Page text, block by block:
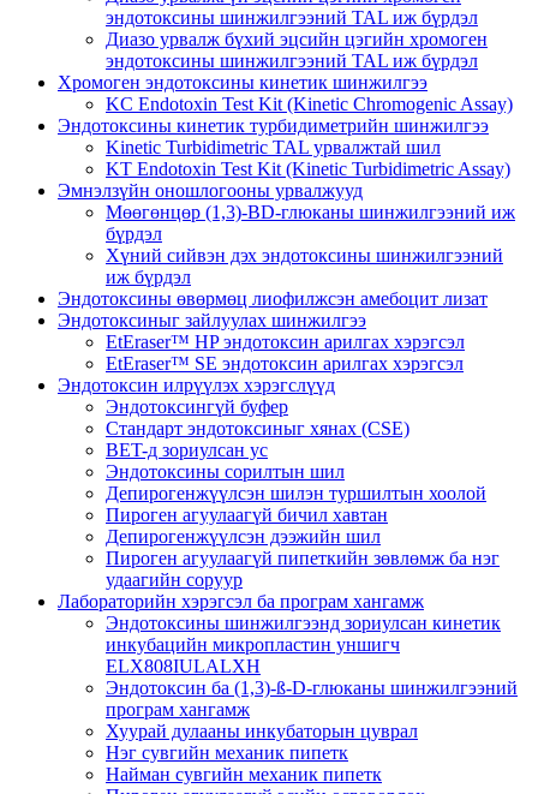
эндотоксины шинжилгээний TAL иж бүрдэл
Диазо урвалж бүхий эцсийн цэгийн хромоген
эндотоксины шинжилгээний TAL иж бүрдэл
Хромоген эндотоксины кинетик шинжилгээ
KC Endotoxin Test Kit (Kinetic Chromogenic Assay)
Эндотоксины кинетик турбидиметрийн шинжилгээ
Kinetic Turbidimetric TAL урвалжтай шил
KT Endotoxin Test Kit (Kinetic Turbidimetric Assay)
Эмнэлзүйн оношлогооны урвалжууд
Мөөгөнцөр (1,3)-BD-глюканы шинжилгээний иж
бүрдэл
Хүний сийвэн дэх эндотоксины шинжилгээний
иж бүрдэл
Эндотоксины өвөрмөц лиофилжсэн амебоцит лизат
Эндотоксиныг зайлуулах шинжилгээ
EtEraser™ HP эндотоксин арилгах хэрэгсэл
EtEraser™ SE эндотоксин арилгах хэрэгсэл
Эндотоксин илрүүлэх хэрэгслүүд
Эндотоксингүй буфер
Стандарт эндотоксиныг хянах (CSE)
BET-д зориулсан ус
Эндотоксины сорилтын шил
Депирогенжүүлсэн шилэн туршилтын хоолой
Пироген агуулаагүй бичил хавтан
Депирогенжүүлсэн дээжийн шил
Пироген агуулаагүй пипеткийн зөвлөмж ба нэг
удаагийн соруур
Лабораторийн хэрэгсэл ба програм хангамж
Эндотоксины шинжилгээнд зориулсан кинетик
инкубацийн микропластин уншигч
ELX808IULALXH
Эндотоксин ба (1,3)-ß-D-глюканы шинжилгээний
програм хангамж
Хуурай дулааны инкубаторын цуврал
Нэг сувгийн механик пипетк
Найман сувгийн механик пипетк